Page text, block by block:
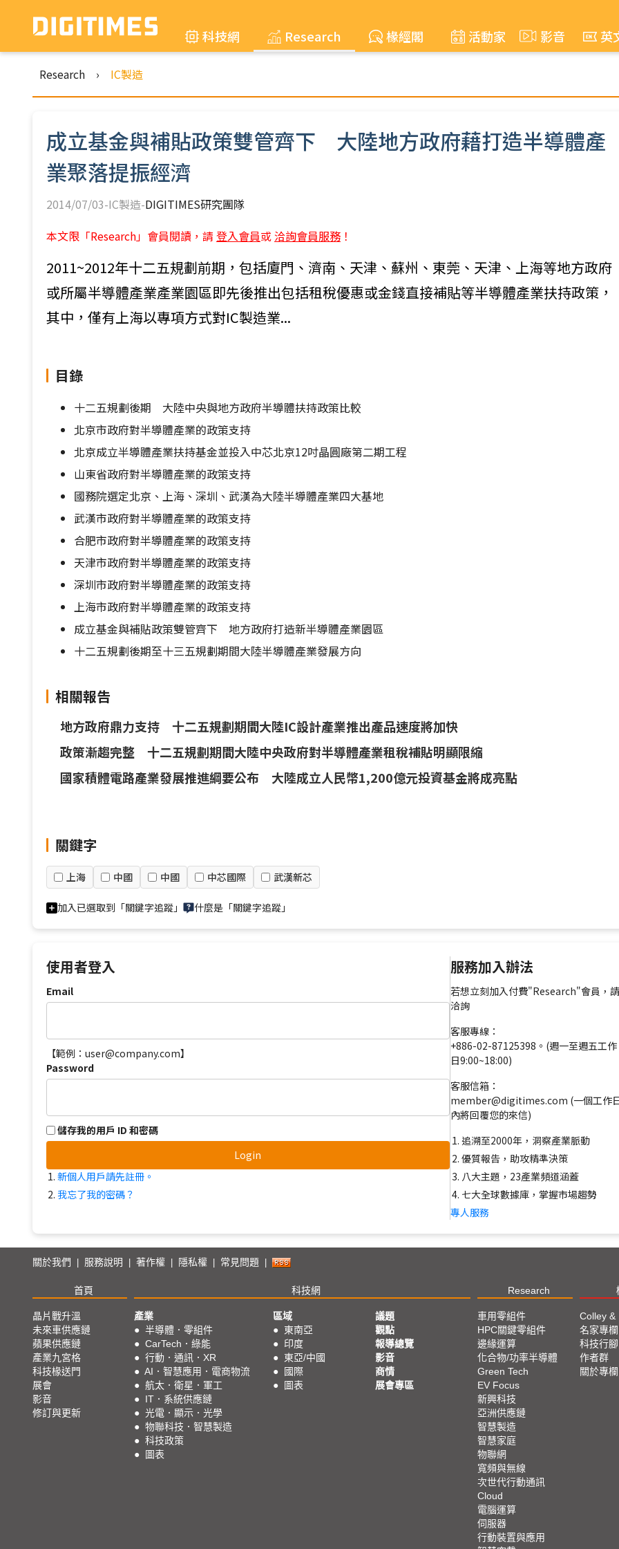
科技網 Research 椽經閣 活動家 影音 英
Research › IC製造
成立基金與補貼政策雙管齊下 大陸地方政府藉打造半導體產
業聚落提振經濟
2014/07/03-IC製造-DIGITIMES研究團隊
本文限「Research」會員閱讀，請 登入會員或 洽詢會員服務 ！
2011~2012年十二五規劃前期，包括廈門、濟南、天津、蘇州、東莞、天津、上海等地方政府
或所屬半導體產業產業園區即先後推出包括租稅優惠或金錢直接補貼等半導體產業扶持政策，
其中，僅有上海以專項方式對IC製造業...
目錄
十二五規劃後期 大陸中央與地方政府半導體扶持政策比較
北京市政府對半導體產業的政策支持
北京成立半導體產業扶持基金並投入中芯北京12吋晶圓廠第二期工程
山東省政府對半導體產業的政策支持
國務院選定北京、上海、深圳、武漢為大陸半導體產業四大基地
武漢市政府對半導體產業的政策支持
合肥市政府對半導體產業的政策支持
天津市政府對半導體產業的政策支持
深圳市政府對半導體產業的政策支持
上海市政府對半導體產業的政策支持
成立基金與補貼政策雙管齊下 地方政府打造新半導體產業園區
十二五規劃後期至十三五規劃期間大陸半導體產業發展方向
相關報告
地方政府鼎力支持 十二五規劃期間大陸IC設計產業推出產品速度將加快
政策漸趨完整 十二五規劃期間大陸中央政府對半導體產業租稅補貼明顯限縮
國家積體電路產業發展推進綱要公布 大陸成立人民幣1,200億元投資基金將成亮點
關鍵字
上海 中國 中國 中芯國際 武漢新芯
加入已選取到「關鍵字追蹤」 什麼是「關鍵字追蹤」
使用者登入
Email
【範例：user@company.com】
Password
儲存我的用戶 ID 和密碼
Login
新個人用戶請先註冊。
我忘了我的密碼？
服務加入辦法
若想立刻加入付費"Research"會員，請
洽詢
客服專線：
+886-02-87125398。(週一至週五工作
日9:00~18:00)
客服信箱：
member@digitimes.com (一個工作
內將回覆您的來信)
追溯至2000年，洞察產業脈動
優質報告，助攻精準決策
八大主題，23產業頻道涵蓋
七大全球數據庫，掌握市場趨勢
專人服務
關於我們 服務說明 著作權 隱私權 常見問題
首頁 科技網 Research
晶片戰升溫
未來車供應鏈
蘋果供應鏈
產業九宮格
科技椽送門
展會
影音
修訂與更新
產業
● 半導體．零組件
● CarTech．綠能
● 行動．通訊．XR
● AI．智慧應用．電商物流
● 航太．衛星．軍工
● IT．系統供應鏈
● 光電．顯示．光學
● 物聯科技．智慧製造
● 科技政策
●
圖表
區域
● 東南亞
● 印度
● 東亞/中國
●
國際
●
圖表
議題
觀點
報導總覽
影音
商情
展會專區
車用零組件
HPC關鍵零組件
邊緣運算
化合物/功率半導體
Green Tech
EV Focus
新興科技
亞洲供應鏈
智慧製造
智慧家庭
物聯網
寬頻與無線
次世代行動通訊
Cloud
電腦運算
伺服器
行動裝置與應用
Colley &
名家專欄
科技行腳
作者群
關於專欄